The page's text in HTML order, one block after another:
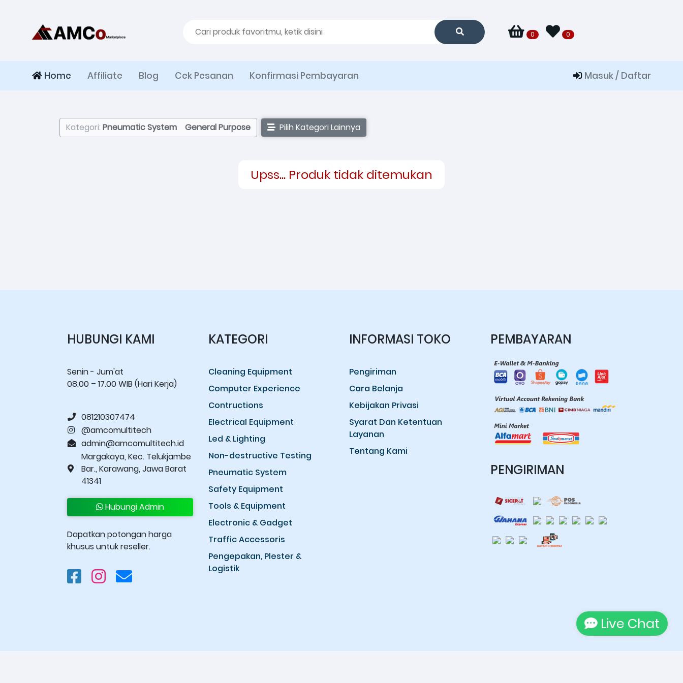
0 0
Home Affiliate Blog Cek Pesanan Konfirmasi Pembayaran Masuk / Daftar
Kategori: Pneumatic System General Purpose Pilih Kategori Lainnya
Upss... Produk tidak ditemukan
HUBUNGI KAMI
Senin - Jum'at
08.00 – 17.00 WIB (Hari Kerja)
081210307474
@amcomultitech
admin@amcomultitech.id
Margakaya, Kec. Telukjambe
Bar., Karawang, Jawa Barat
41341
Hubungi Admin
Dapatkan potongan harga
khusus untuk reseller.
KATEGORI
Cleaning Equipment
Computer Experience
Contructions
Electrical Equipment
Led & Lighting
Non-destructive Testing
Pneumatic System
Safety Equipment
Tools & Equipment
Electronic & Gadget
Traffic Accessoris
Pengepakan, Plester &
Logistik
INFORMASI TOKO
Pengiriman
Cara Belanja
Kebijakan Privasi
Syarat Dan Ketentuan
Layanan
Tentang Kami
PEMBAYARAN
PENGIRIMAN
Live Chat